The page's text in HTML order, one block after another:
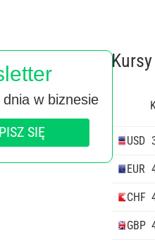
w biznesie
SIĘ USD
EUR
CHF
GBP